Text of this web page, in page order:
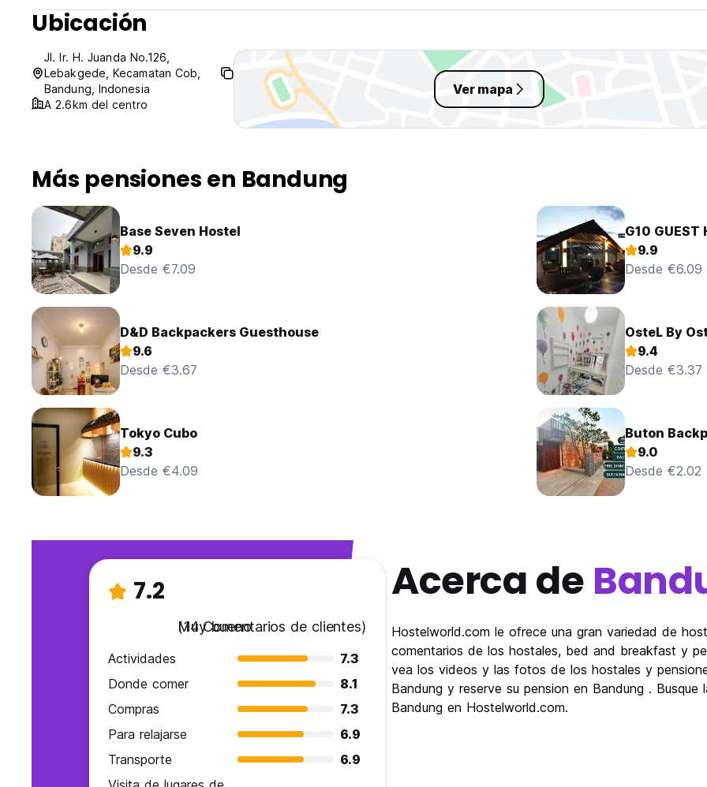
Ubicación
Jl. Ir. H. Juanda No.126,
Lebakgede, Kecamatan Cob,
Bandung, Indonesia
A 2.6km del centro
Ver mapa
Más pensiones en Bandung
Base Seven Hostel
9.9
Desde €7.09
G10 GUEST
9.9
Desde €6.09
D&D Backpackers Guesthouse
9.6
Desde €3.67
OsteL By
9.4
Desde €3.37
Tokyo Cubo
9.3
Desde €4.09
Buton
9.0
Desde €2.02
7.2
Muy bueno
(14 Comentarios de clientes)
Actividades
7.3
Donde comer
8.1
Compras
7.3
Para relajarse
6.9
Transporte
6.9
Acerca de
Hostelworld.com le ofrece una gran variedad de
comentarios de los hostales, bed and breakfast y
vea los videos y las fotos de los hostales y
Bandung y reserve su pension en Bandung .
Bandung en Hostelworld.com.